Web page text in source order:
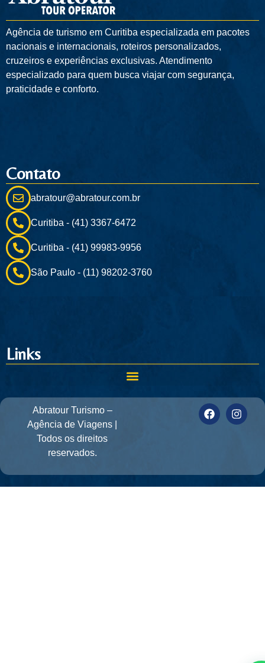
Agência de turismo em Curitiba especializada em pacotes
nacionais e internacionais, roteiros personalizados,
cruzeiros e experiências exclusivas. Atendimento
especializado para quem busca viajar com segurança,
praticidade e conforto.
Contato
abratour@abratour.com.br
Curitiba - (41) 3367-6472
Curitiba - (41) 99983-9956
São Paulo - (11) 98202-3760
Links
Abratour Turismo –
Agência de Viagens |
Todos os direitos
reservados.